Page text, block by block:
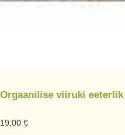
Orgaanilise viiruki
19,00 €